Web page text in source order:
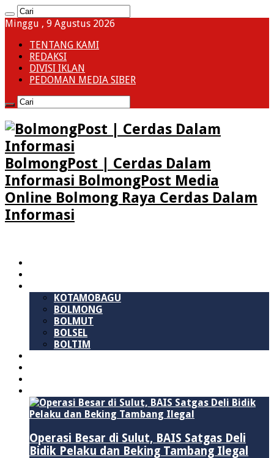
Minggu , 9 Agustus 2026
TENTANG KAMI
REDAKSI
DIVISI IKLAN
PEDOMAN MEDIA SIBER
BolmongPost | Cerdas Dalam
Informasi BolmongPost Media
Online Bolmong Raya Cerdas Dalam
Informasi
KOTAMOBAGU
BOLMONG
BOLMUT
BOLSEL
BOLTIM
Operasi Besar di Sulut, BAIS Satgas Deli
Bidik Pelaku dan Beking Tambang Ilegal